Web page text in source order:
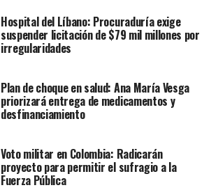
Hospital del Líbano: Procuraduría exige
suspender licitación de $79 mil millones por
irregularidades
Plan de choque en salud: Ana María Vesga
priorizará entrega de medicamentos y
desfinanciamiento
Voto militar en Colombia: Radicarán
proyecto para permitir el sufragio a la
Fuerza Pública